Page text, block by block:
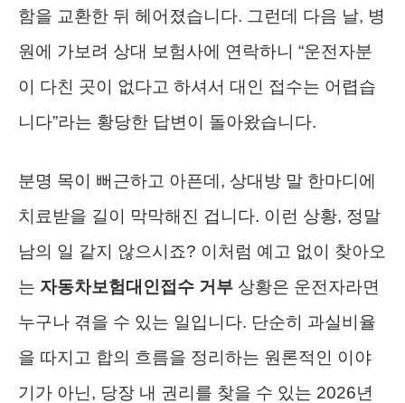
함을 교환한 뒤 헤어졌습니다. 그런데 다음 날, 병
원에 가보려 상대 보험사에 연락하니 “운전자분
이 다친 곳이 없다고 하셔서 대인 접수는 어렵습
니다”라는 황당한 답변이 돌아왔습니다.
분명 목이 뻐근하고 아픈데, 상대방 말 한마디에
치료받을 길이 막막해진 겁니다. 이런 상황, 정말
남의 일 같지 않으시죠? 이처럼 예고 없이 찾아오
는 자동차보험대인접수 거부 상황은 운전자라면
누구나 겪을 수 있는 일입니다. 단순히 과실비율
을 따지고 합의 흐름을 정리하는 원론적인 이야
기가 아닌, 당장 내 권리를 찾을 수 있는 2026년